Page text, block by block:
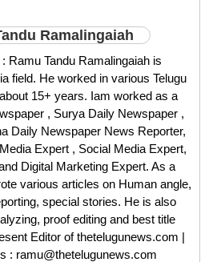
Ramalingaiah
Ramu Tandu Ramalingaiah is
field. He worked in various Telugu
15+ years. Iam worked as a
, Surya Daily Newspaper ,
Daily Newspaper News Reporter,
Expert , Social Media Expert,
Digital Marketing Expert. As a
various articles on Human angle,
special stories. He is also
proof editing and best title
Editor of thetelugunews.com |
: ramu@thetelugunews.com